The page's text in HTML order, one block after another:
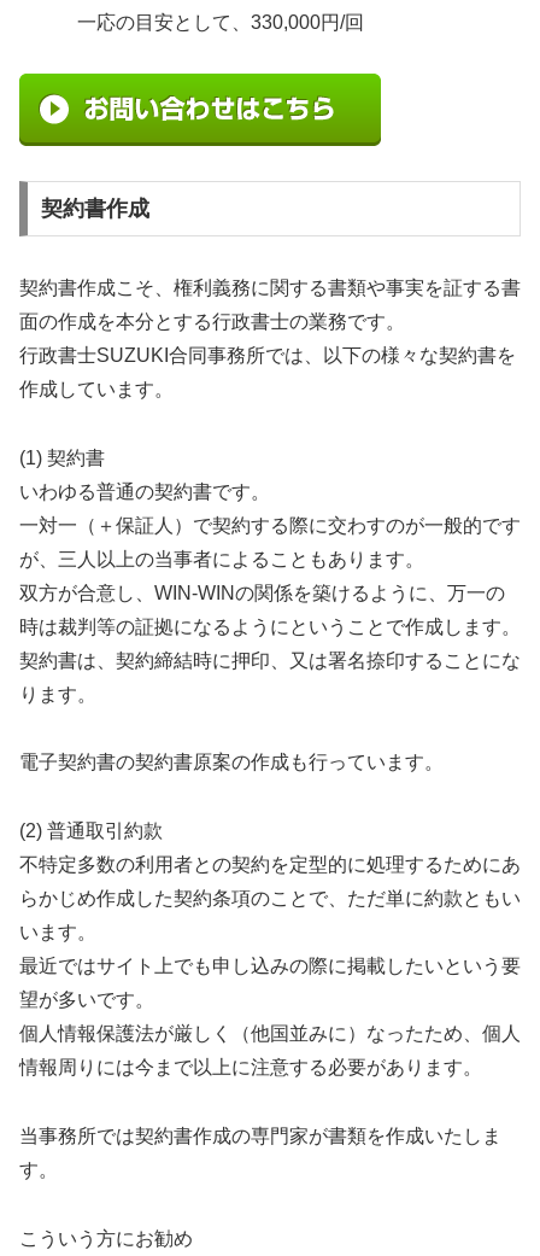
一応の目安として、330,000円/回
契約書作成
契約書作成こそ、権利義務に関する書類や事実を証する書
面の作成を本分とする行政書士の業務です。
行政書士SUZUKI合同事務所では、以下の様々な契約書を
作成しています。
(1) 契約書
いわゆる普通の契約書です。
一対一（＋保証人）で契約する際に交わすのが一般的です
が、三人以上の当事者によることもあります。
双方が合意し、WIN-WINの関係を築けるように、万一の
時は裁判等の証拠になるようにということで作成します。
契約書は、契約締結時に押印、又は署名捺印することにな
ります。
電子契約書の契約書原案の作成も行っています。
(2) 普通取引約款
不特定多数の利用者との契約を定型的に処理するためにあ
らかじめ作成した契約条項のことで、ただ単に約款ともい
います。
最近ではサイト上でも申し込みの際に掲載したいという要
望が多いです。
個人情報保護法が厳しく（他国並みに）なったため、個人
情報周りには今まで以上に注意する必要があります。
当事務所では契約書作成の専門家が書類を作成いたしま
す。
こういう方にお勧め